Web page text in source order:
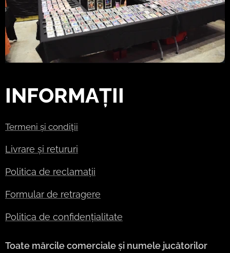
INFORMAȚII
Termeni și condiții
Livrare și retururi
Politica de reclamații
Formular de retragere
Politica de confidențialitate
Toate mărcile comerciale și numele jucătorilor